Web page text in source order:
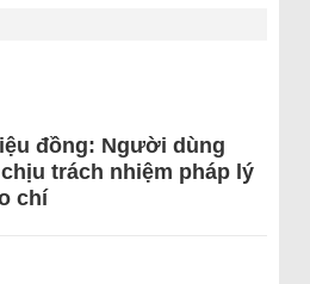
đồng: Người dùng
trách nhiệm pháp lý
chí